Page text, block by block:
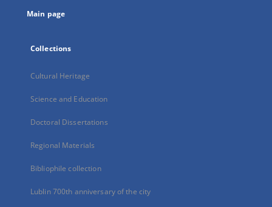
Main page
Collections
Cultural Heritage
Science and Education
Doctoral Dissertations
Regional Materials
Bibliophile collection
Lublin 700th anniversary of the city